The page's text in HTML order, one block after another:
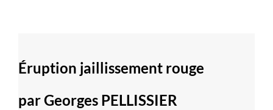
Éruption jaillissement rouge
par Georges PELLISSIER